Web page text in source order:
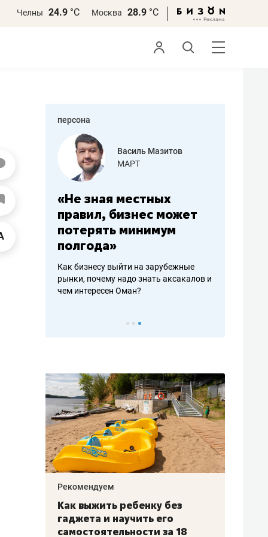
Челны 24.9 °С Москва 28.9 °С
персона
работа
Василь Мазитов
МАРТ
«Не зная местных
правил, бизнес может
потерять минимум
полгода»
Как бизнесу выйти на зарубежные
рынки, почему надо знать аксакалов и
чем интересен Оман?
–
Рекомендуем
Как выжить ребенку без
гаджета и научить его
самостоятельности за 18